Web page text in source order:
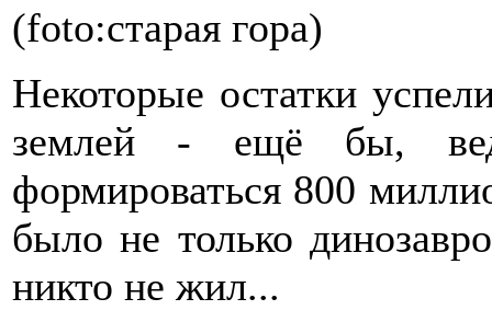
(foto:старая гора)
Некоторые остатки
землей - ещё бы,
формироваться 800
было не только
никто не жил...